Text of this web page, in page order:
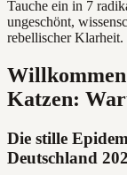
Tauche ein in 7
ungeschönt,
rebellischer Klarheit.
Katzen:
Die stille
Deutschland